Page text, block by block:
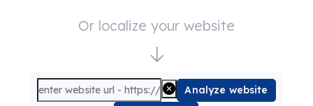
Or localize your website
Analyze website